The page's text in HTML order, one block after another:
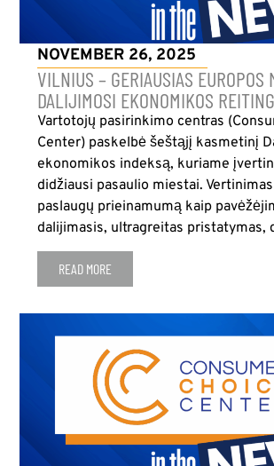
NOVEMBER 26, 2025
VILNIUS – GERIAUSIAS EUROPOS
DALIJIMOSI EKONOMIKOS
Vartotojų pasirinkimo centras
Center) paskelbė šeštąjį kasmetinį
ekonomikos indeksą, kuriame
didžiausi pasaulio miestai.
paslaugų prieinamumą kaip
dalijimasis, ultragreitas pristatymas,
READ MORE